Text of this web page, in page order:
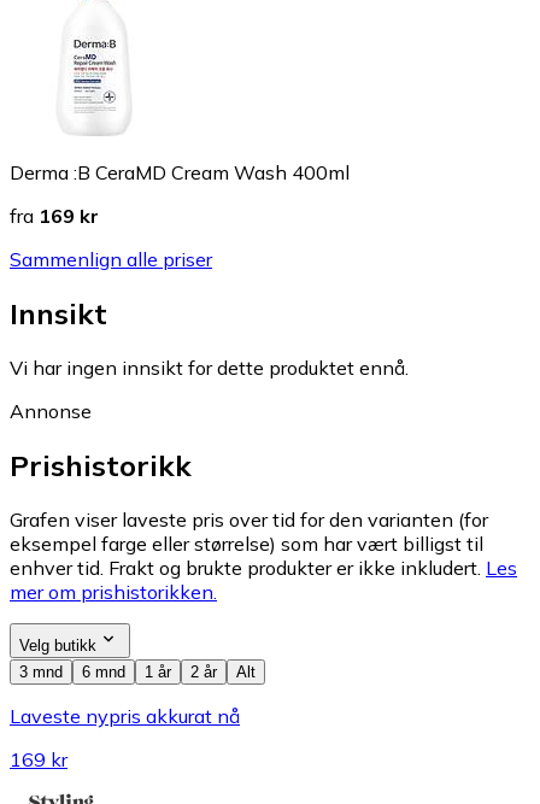
Derma :B CeraMD Cream Wash 400ml
fra 169 kr
Sammenlign alle priser
Innsikt
Vi har ingen innsikt for dette produktet ennå.
Annonse
Prishistorikk
Grafen viser laveste pris over tid for den varianten (for
eksempel farge eller størrelse) som har vært billigst til
enhver tid. Frakt og brukte produkter er ikke inkludert. Les
mer om prishistorikken.
Velg butikk
3 mnd
6 mnd 1 år 2 år Alt
Laveste nypris akkurat nå
169 kr